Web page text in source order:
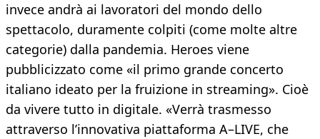
invece andrà ai lavoratori del mondo dello
spettacolo, duramente colpiti (come molte altre
categorie) dalla pandemia. Heroes viene
pubblicizzato come «il primo grande concerto
italiano ideato per la fruizione in streaming». Cioè
da vivere tutto in digitale. «Verrà trasmesso
attraverso l’innovativa piattaforma A–LIVE, che